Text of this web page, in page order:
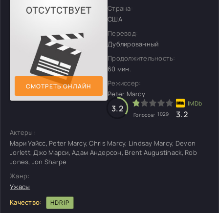
СМОТРЕТЬ ОНЛАЙН
Страна:
США
Перевод:
Дублированный
Продолжительность:
60 мин.
Режиссер:
Peter Marcy
3.2
Голосов: 1029 3.2
Актеры:
Мари Уайсс, Peter Marcy, Chris Marcy, Lindsay Marcy, Devon
Jorlett, Джо Марси, Адам Андерсон, Brent Augustinack, Rob
Jones, Jon Sharpe
Жанр:
Ужасы
Качество:
HDRIP